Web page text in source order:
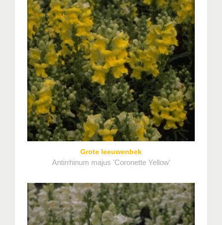
Grote leeuwenbek
Antirrhinum majus 'Coronette Yellow'